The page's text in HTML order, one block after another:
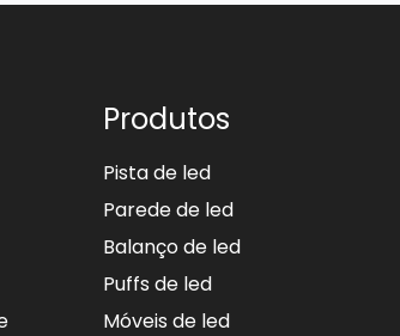
Produtos
Pista de led
Parede de led
Balanço de led
Puffs de led
Móveis de led